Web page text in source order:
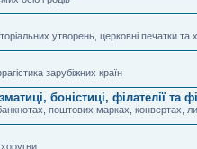
утворень, церковні печатки та
зарубіжних країн
боністиці, філателії та
поштових марках, конвертах,